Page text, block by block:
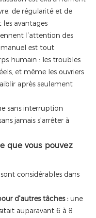
de régularité et de
les avantages
l’attention des
manuel est tout
humain : les troubles
et même les ouvriers
après seulement
sans interruption
jamais s'arrêter à
que vous pouvez
considérables dans
d'autres tâches : une
auparavant 6 à 8